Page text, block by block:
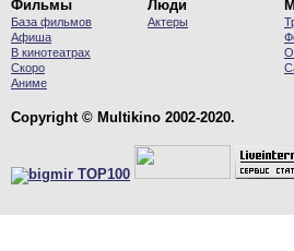
Фильмы
База фильмов
Афиша
В кинотеатрах
Скоро
Аниме
Люди
Актеры
Copyright © Multikino 2002-2020.